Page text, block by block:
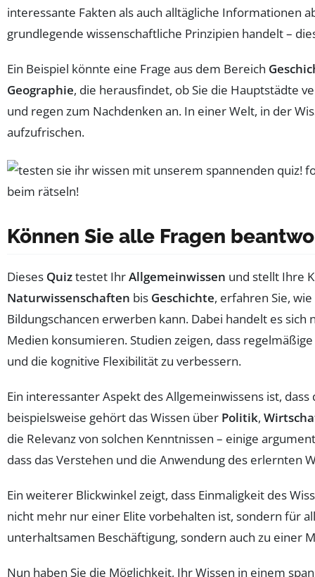
interessante Fakten als auch alltägliche Informationen
grundlegende wissenschaftliche Prinzipien handelt –
Ein Beispiel könnte eine Frage aus dem Bereich
Geographie, die herausfindet, ob Sie die Hauptstädte
und regen zum Nachdenken an. In einer Welt, in der
aufzufrischen.
Können Sie alle Fragen
Dieses Quiztestet IhrAllgemeinwissen und stellt Ihre
Naturwissenschaften bis Geschichte, erfahren Sie,
Bildungschancen erwerben kann. Dabei handelt es
Medien konsumieren. Studien zeigen, dass
und die kognitive Flexibilität zu verbessern.
Ein interessanter Aspekt des Allgemeinwissens ist,
beispielsweise gehört das Wissen über Politik,
die Relevanz von solchen Kenntnissen – einige
dass das Verstehen und die Anwendung des erlernten
Ein weiterer Blickwinkel zeigt, dass Einmaligkeit des
nicht mehr nur einer Elite vorbehalten ist, sondern für
unterhaltsamen Beschäftigung, sondern auch zu
Nun haben Sie die Möglichkeit, Ihr Wissen in einem